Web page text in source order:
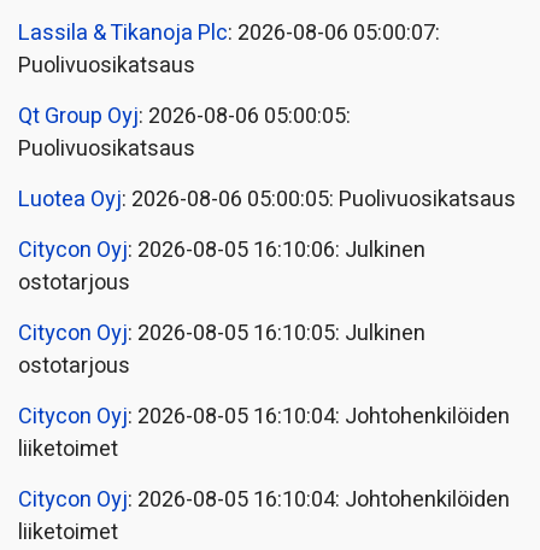
Lassila & Tikanoja Plc: 2026-08-06 05:00:07:
Puolivuosikatsaus
Qt Group Oyj: 2026-08-06 05:00:05:
Puolivuosikatsaus
Luotea Oyj: 2026-08-06 05:00:05: Puolivuosikatsaus
Citycon Oyj: 2026-08-05 16:10:06: Julkinen
ostotarjous
Citycon Oyj: 2026-08-05 16:10:05: Julkinen
ostotarjous
Citycon Oyj: 2026-08-05 16:10:04: Johtohenkilöiden
liiketoimet
Citycon Oyj: 2026-08-05 16:10:04: Johtohenkilöiden
liiketoimet